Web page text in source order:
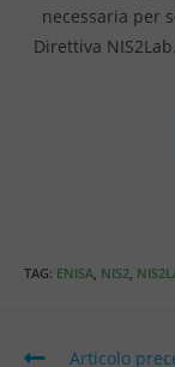
necessaria per
Direttiva
TAG: ENISA, NIS2,
Articolo